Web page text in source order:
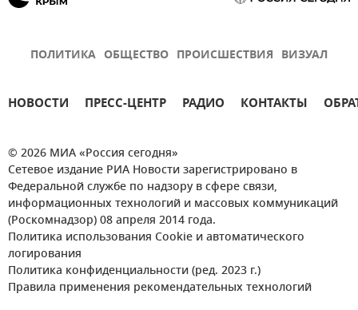
ПОЛИТИКА ОБЩЕСТВО ПРОИСШЕСТВИЯ ВИЗУАЛ
НОВОСТИ ПРЕСС-ЦЕНТР РАДИО КОНТАКТЫ
© 2026 МИА «Россия сегодня»
Сетевое издание РИА Новости зарегистрировано в
Федеральной службе по надзору в сфере связи,
информационных технологий и массовых коммуникаций
(Роскомнадзор) 08 апреля 2014 года.
Политика использования Cookie и автоматического
логирования
Политика конфиденциальности (ред. 2023 г.)
Правила применения рекомендательных технологий